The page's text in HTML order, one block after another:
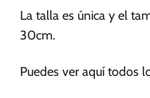
La talla es única y el
30cm.
Puedes ver aquí todos